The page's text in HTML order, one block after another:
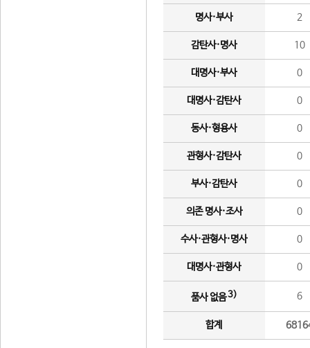
명사·부사 2
감탄사·명사 10
대명사·부사 0
대명사·감탄사 0
동사·형용사 0
관형사·감탄사 0
부사·감탄사 0
의존 명사·조사 0
수사·관형사·명사 0
대명사·관형사 0
품사 없음3) 6
합계